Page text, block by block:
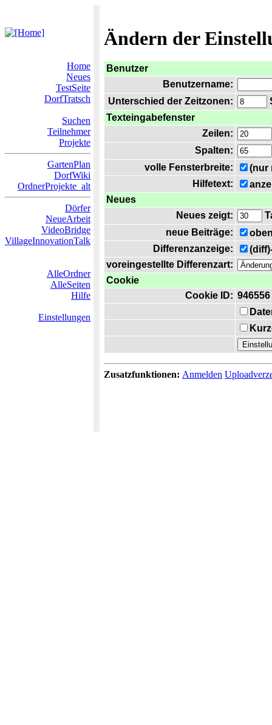
Ändern der
Home
Neues
TestSeite
DorfTratsch
Suchen
Teilnehmer
Projekte
GartenPlan
DorfWiki
OrdnerProjekte_alt
Dörfer
NeueArbeit
VideoBridge
VillageInnovationTalk
AlleOrdner
AlleSeiten
Hilfe
Einstellungen
Benutzer
Benutzername:
Unterschied der Zeitzonen:
Texteingabefenster
Zeilen:
Spalten:
volle Fensterbreite:
(nur
Hilfetext:
Neues
Neues zeigt:
neue Beiträge:
Differenzanzeige:
voreingestellte Differenzart:
Cookie
Cookie ID: 946556
Zusatzfunktionen: Anmelden